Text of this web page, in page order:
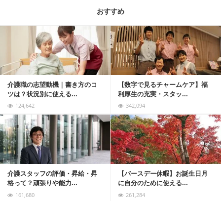
おすすめ
介護職の志望動機｜書き方のコ
ツは？状況別に使える...
124,642
【数字で見るチャームケア】福
利厚生の充実・スタッ...
342,094
記事を読む
介護スタッフの評価・昇給・昇
格って？頑張りや能力...
161,680
【バースデー休暇】お誕生日月
に自分のために使える...
261,284
記事を読む